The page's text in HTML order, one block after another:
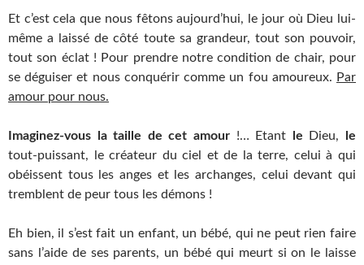
Et c’est cela que nous fêtons aujourd’hui, le jour où Dieu lui-
même a laissé de côté toute sa grandeur, tout son pouvoir,
tout son éclat ! Pour prendre notre condition de chair, pour
se déguiser et nous conquérir comme un fou amoureux. Par
amour pour nous.
Imaginez-vous la taille de cet amour !… Etant le Dieu,
le
tout-puissant, le créateur du ciel et de la terre, celui à qui
obéissent tous les anges et les archanges, celui devant qui
tremblent de peur tous les démons !
Eh bien, il s’est fait un enfant, un bébé, qui ne peut rien faire
sans l’aide de ses parents, un bébé qui meurt si on le laisse